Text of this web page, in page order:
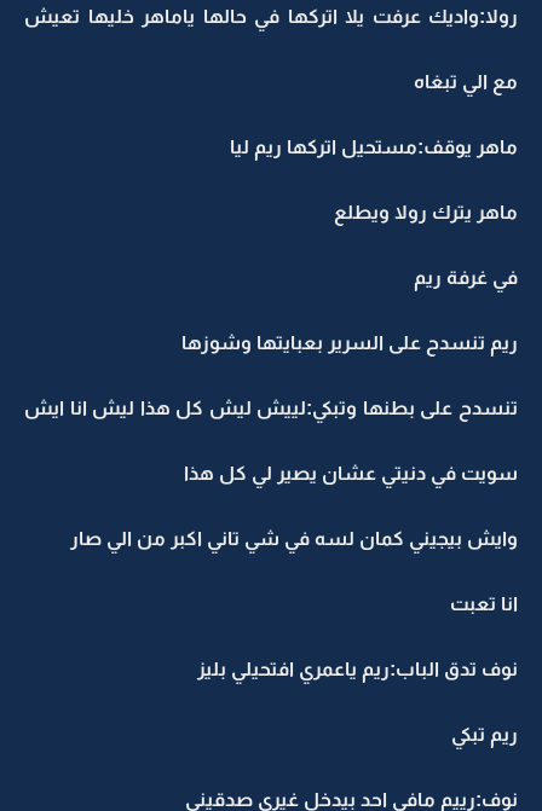
رولا:واديك عرفت يلا اتركها في حالها ياماهر خليها تعيش
مع الي تبغاه
ماهر يوقف:مستحيل اتركها ريم ليا
ماهر يترك رولا ويطلع
في غرفة ريم
ريم تنسدح على السرير بعبايتها وشوزها
تنسدح على بطنها وتبكي:لييش ليش كل هذا ليش انا ايش
سويت في دنيتي عشان يصير لي كل هذا
وايش بيجيني كمان لسه في شي تاني اكبر من الي صار
انا تعبت
نوف تدق الباب:ريم ياعمري افتحيلي بليز
ريم تبكي
نوف:رييم مافي احد بيدخل غيري صدقيني